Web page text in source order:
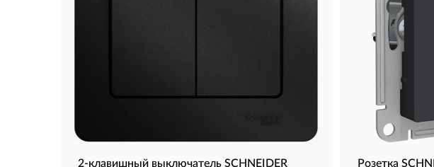
2-клавишный выключатель SCHNEIDER Розетка